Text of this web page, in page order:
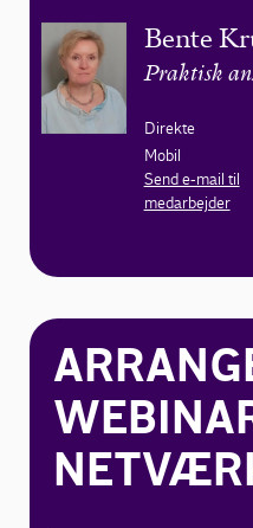
Bente
Praktisk
Direkte
Mobil
Send e-mail til
medarbejder